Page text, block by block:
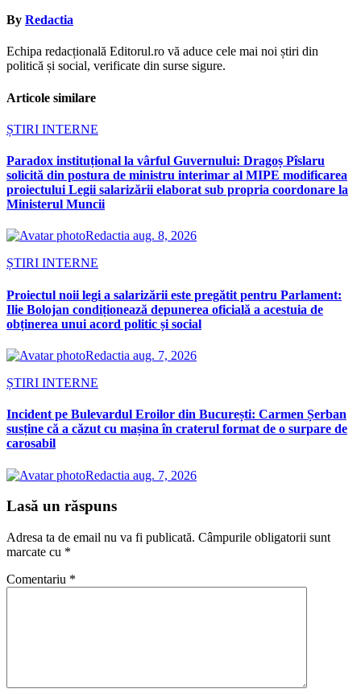
By Redactia
Echipa redacțională Editorul.ro vă aduce cele mai noi știri din
politică și social, verificate din surse sigure.
Articole similare
ȘTIRI INTERNE
Paradox instituțional la vârful Guvernului: Dragoș Pîslaru
solicită din postura de ministru interimar al MIPE modificarea
proiectului Legii salarizării elaborat sub propria coordonare la
Ministerul Muncii
Redactia aug. 8, 2026
ȘTIRI INTERNE
Proiectul noii legi a salarizării este pregătit pentru Parlament:
Ilie Bolojan condiționează depunerea oficială a acestuia de
obținerea unui acord politic și social
Redactia aug. 7, 2026
ȘTIRI INTERNE
Incident pe Bulevardul Eroilor din București: Carmen Șerban
susține că a căzut cu mașina în craterul format de o surpare de
carosabil
Redactia aug. 7, 2026
Lasă un răspuns
Adresa ta de email nu va fi publicată. Câmpurile obligatorii sunt
marcate cu *
Comentariu *